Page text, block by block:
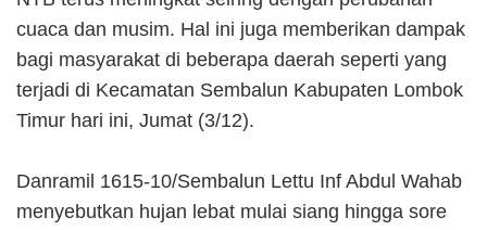
cuaca dan musim. Hal ini juga memberikan dampak
bagi masyarakat di beberapa daerah seperti yang
terjadi di Kecamatan Sembalun Kabupaten Lombok
Timur hari ini, Jumat (3/12).
Danramil 1615-10/Sembalun Lettu Inf Abdul Wahab
menyebutkan hujan lebat mulai siang hingga sore